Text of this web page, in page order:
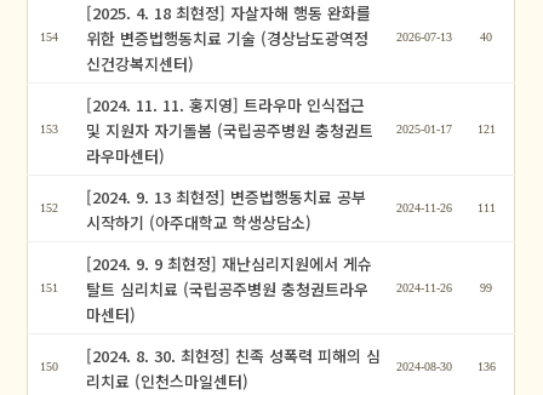
154
[2025. 4. 18 최현정] 자살자해 행동 완화를
위한 변증법행동치료 기술 (경상남도광역정
신건강복지센터)
2026-07-13 40
153
[2024. 11. 11. 홍지영] 트라우마 인식접근
및 지원자 자기돌봄 (국립공주병원 충청권트
라우마센터)
2025-01-17 121
152
[2024. 9. 13 최현정] 변증법행동치료 공부
시작하기 (아주대학교 학생상담소)
2024-11-26 111
151
[2024. 9. 9 최현정] 재난심리지원에서 게슈
탈트 심리치료 (국립공주병원 충청권트라우
마센터)
2024-11-26 99
150
[2024. 8. 30. 최현정] 친족 성폭력 피해의 심
리치료 (인천스마일센터)
2024-08-30 136